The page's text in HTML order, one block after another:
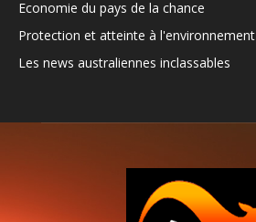
Economie du pays de la chance
Protection et atteinte à l'environnement
Les news australiennes inclassables